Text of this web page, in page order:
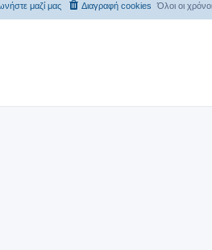
Όλοι οι χρόνοι
Διαγραφή cookies
μαζί μας